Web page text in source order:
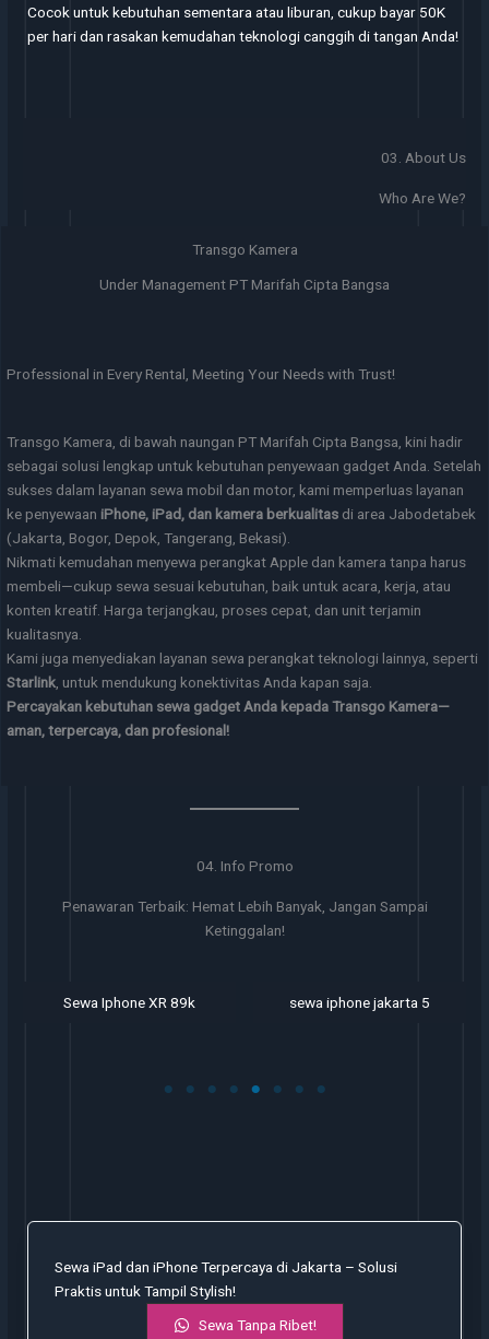
Cocok untuk kebutuhan sementara atau liburan, cukup bayar 50K
per hari dan rasakan kemudahan teknologi canggih di tangan Anda!
03. About Us
Who Are We?
Transgo Kamera
Under Management PT Marifah Cipta Bangsa
Professional in Every Rental, Meeting Your Needs with Trust!
Transgo Kamera, di bawah naungan PT Marifah Cipta Bangsa, kini hadir
sebagai solusi lengkap untuk kebutuhan penyewaan gadget Anda. Setelah
sukses dalam layanan sewa mobil dan motor, kami memperluas layanan
ke penyewaan iPhone, iPad, dan kamera berkualitas di area Jabodetabek
(Jakarta, Bogor, Depok, Tangerang, Bekasi).
Nikmati kemudahan menyewa perangkat Apple dan kamera tanpa harus
membeli—cukup sewa sesuai kebutuhan, baik untuk acara, kerja, atau
konten kreatif. Harga terjangkau, proses cepat, dan unit terjamin
kualitasnya.
Kami juga menyediakan layanan sewa perangkat teknologi lainnya, seperti
Starlink, untuk mendukung konektivitas Anda kapan saja.
Percayakan kebutuhan sewa gadget Anda kepada Transgo Kamera—
aman, terpercaya, dan profesional!
04. Info Promo
Penawaran Terbaik: Hemat Lebih Banyak, Jangan Sampai
Ketinggalan!
Sewa Iphone XR 89k sewa iphone jakarta 5
Sewa iPad dan iPhone Terpercaya di Jakarta – Solusi
Praktis untuk Tampil Stylish!
Sewa Tanpa Ribet!